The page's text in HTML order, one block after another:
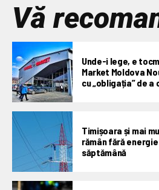
Vă
Unde-i lege, e
Market Moldova
cu „obligația” de a
Timișoara și mai
rămân fără
săptămână